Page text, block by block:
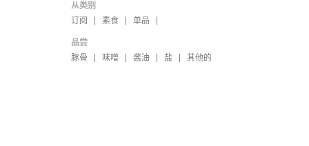
从类别
订阅
素食 单品
品尝
豚骨
味噌 酱油 盐 其他的